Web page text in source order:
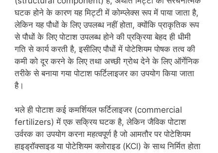
घटक होने के कारण यह मिट्टी में कोम्प्लेक्स रूप में पाया जाता है,
लेकिन यह पौधों के लिए उपलब्ध नहीं होता, क्योंकि प्राकृतिक रूप
से पौधों के लिए पोटाश उपलब्ध होने की प्रक्रिया बेहद ही धीमी
गति से कार्य करती है, इसीलिए पौधों में पोटेशियम पोषक तत्व की
कमी को दूर करने के लिए तथा अच्छी ग्रोथ देने के लिए ऑर्गेनिक
तरीके से बनाया गया पोटाश फर्टिलाइजर का उपयोग किया जाता
है।
भले ही पोटाश कई कमर्शियल फर्टिलाइजर (commercial
fertilizers) में एक सक्रिय घटक है, लेकिन जैविक पोटाश
उर्वरक का उपयोग करना महत्वपूर्ण है जो आमतौर पर पोटेशियम
हाइड्रॉक्साइड या पोटेशियम क्लोराइड (KCl) के साथ निर्मित होता